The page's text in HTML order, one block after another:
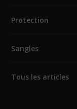
Protection
Sangles
Tous les articles